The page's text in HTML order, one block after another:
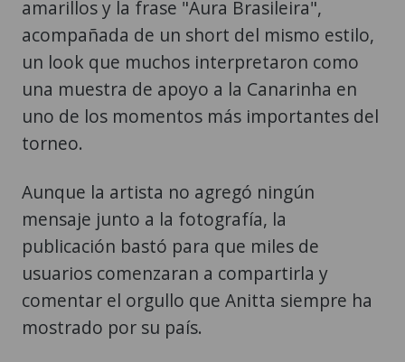
amarillos y la frase "Aura Brasileira",
acompañada de un short del mismo estilo,
un look que muchos interpretaron como
una muestra de apoyo a la Canarinha en
uno de los momentos más importantes del
torneo.
Aunque la artista no agregó ningún
mensaje junto a la fotografía, la
publicación bastó para que miles de
usuarios comenzaran a compartirla y
comentar el orgullo que Anitta siempre ha
mostrado por su país.